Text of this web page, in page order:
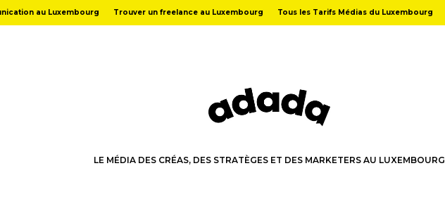
au Luxembourg Trouver un freelance au Luxembourg Tous les Tarifs Médias du Luxembourg
LE MÉDIA DES CRÉAS, DES STRATÈGES ET DES MARKETERS AU LUXEMBOURG